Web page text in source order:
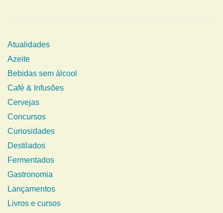
Atualidades
Azeite
Bebidas sem álcool
Café & Infusões
Cervejas
Concursos
Curiosidades
Destilados
Fermentados
Gastronomia
Lançamentos
Livros e cursos